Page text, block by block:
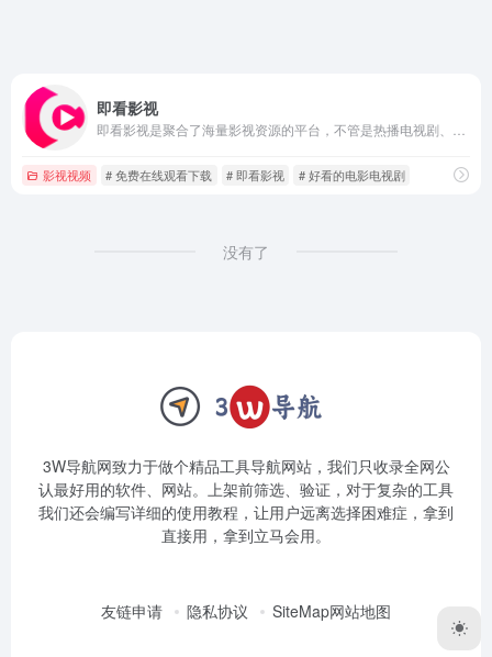
即看影视
影视视频 # 免费在线观看下载 # 即看影视 # 好看的电影电视剧
没有了
3W导航网致力于做个精品工具导航网站，我们只收录全网公
认最好用的软件、网站。上架前筛选、验证，对于复杂的工具
我们还会编写详细的使用教程，让用户远离选择困难症，拿到
直接用，拿到立马会用。
友链申请 隐私协议 SiteMap网站地图